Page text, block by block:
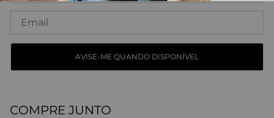
COMPRE JUNTO